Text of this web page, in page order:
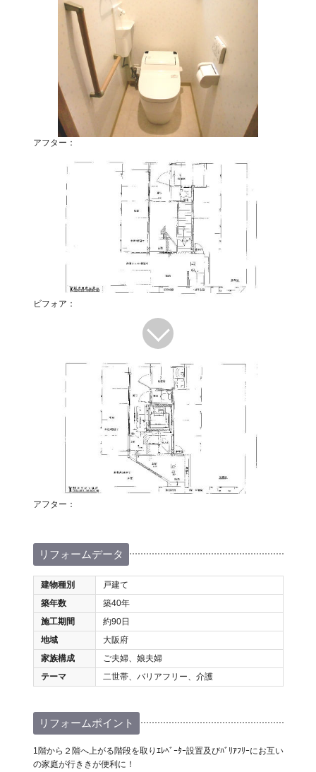
アフター：
ビフォア：
アフター：
リフォームデータ
建物種別
戸建て
築年数
築40年
施工期間
約90日
地域
大阪府
家族構成
ご夫婦、娘夫婦
テーマ
二世帯、バリアフリー、介護
リフォームポイント
1階から２階へ上がる階段を取りｴﾚﾍﾞｰﾀｰ設置及びﾊﾞﾘｱﾌﾘｰにお互い
の家庭が行ききが便利に！